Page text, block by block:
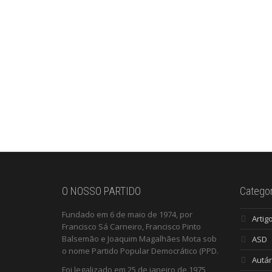
O NOSSO PARTIDO
Fundado em 6 de maio de 1974, por
Francisco Sá Carneiro, Francisco Pinto
Balsemão e Joaquim Magalhães Mota sob
o nome Partido Popular Democrático (PPD.
Foi legalizado em 25 de janeiro de 1975,
ASD